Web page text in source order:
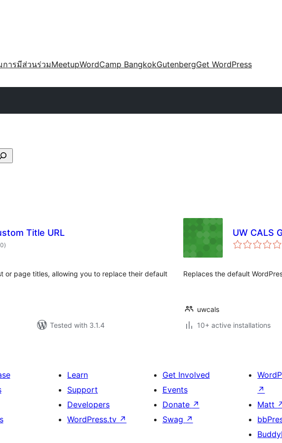
การมีส่วนร่วมMeetupWordCamp BangkokGutenbergGet WordPress
Title URL
total
ratings
)
or page titles, allowing you to replace their default
Tested with 3.1.4
UW CALS
Replaces the default
uwcals
10+ active installations
Learn
Support
Developers
WordPress.tv ↗
Get Involved
Events
Donate ↗
Swag ↗
↗
Matt